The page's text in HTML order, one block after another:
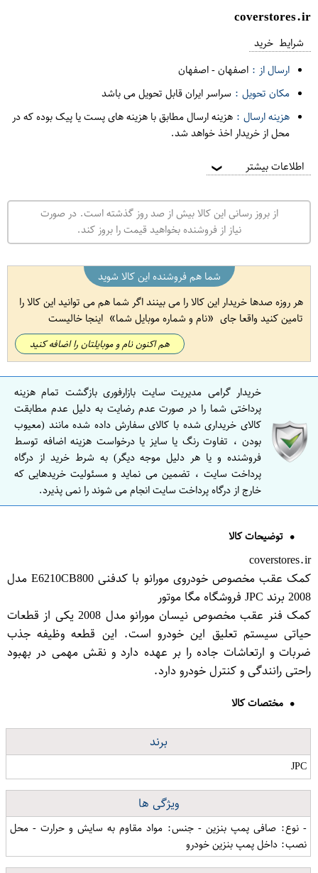
coverstores.ir
شرایط خرید
ارسال از : اصفهان-اصفهان
مکان تحویل : سراسر ایران قابل تحویل می باشد
هزینه ارسال : هزینه ارسال مطابق با هزینه های پست یا پیک بوده که در
محل از خریدار اخذ خواهد شد.
اطلاعات بیشتر ❯
از بروز رسانی این کالا بیش از صد روز گذشته است. در صورت
نیاز از فروشنده بخواهید قیمت را بروز کند.
شما هم فروشنده این کالا شوید
هر روزه صدها خریدار این کالا را می بینند اگر شما هم می توانید این کالا را
تامین کنید واقعا جای
نام و شماره موبایل شما اینجا خالیست
هم اکنون نام و موبایلتان را اضافه کنید
خریدار گرامی مدیریت سایت بازارفوری بازگشت تمام هزینه
پرداختی شما را در صورت عدم رضایت به دلیل عدم مطابقت
کالای خریداری شده با کالای سفارش داده شده مانند (معیوب
بودن ، تفاوت رنگ یا سایز یا درخواست هزینه اضافه توسط
فروشنده و یا هر دلیل موجه دیگر) به شرط خرید از درگاه
پرداخت سایت ، تضمین می نماید و مسئولیت خریدهایی که
خارج از درگاه پرداخت سایت انجام می شوند را نمی پذیرد.
توضیحات کالا
coverstores.ir
کمک عقب مخصوص خودروی مورانو با کدفنی E6210CB800 مدل
2008 برند JPC فروشگاه مگا موتور
کمک فنر عقب مخصوص نیسان مورانو مدل 2008 یکی از قطعات
حیاتی سیستم تعلیق این خودرو است. این قطعه وظیفه جذب
ضربات و ارتعاشات جاده را بر عهده دارد و نقش مهمی در بهبود
راحتی رانندگی و کنترل خودرو دارد.
مختصات کالا
برند
JPC
ویژگی ها
- نوع: صافی پمپ بنزین - جنس: مواد مقاوم به سایش و حرارت - محل
نصب: داخل پمپ بنزین خودرو